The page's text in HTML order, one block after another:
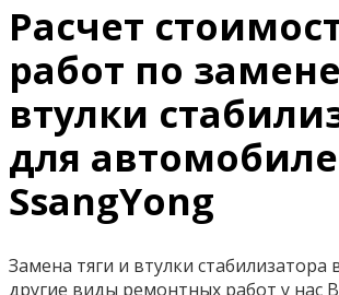
Расчет
работ по
втулки
для
SsangYong
Замена тяги и втулки стабилизатора
другие виды ремонтных работ у нас